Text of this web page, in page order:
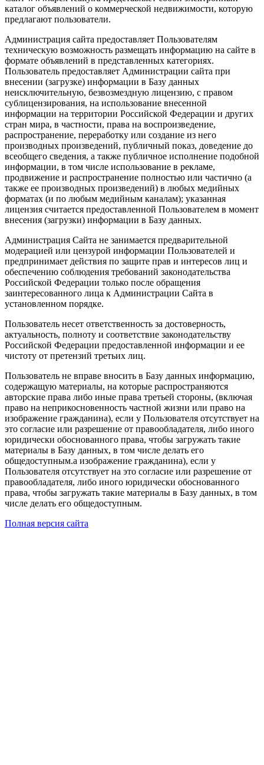
каталог объявлений о коммерческой недвижимости, которую
предлагают пользователи.
Администрация сайта предоставляет Пользователям
техническую возможность размещать информацию на сайте в
формате объявлений в представленных категориях.
Пользователь предоставляет Администрации сайта при
внесении (загрузке) информации в Базу данных
неисключительную, безвозмездную лицензию, с правом
сублицензирования, на использование внесенной
информации на территории Российской Федерации и других
стран мира, в частности, права на воспроизведение,
распространение, переработку или создание из него
производных произведений, публичный показ, доведение до
всеобщего сведения, а также публичное исполнение подобной
информации, в том числе использование в рекламе,
продвижение и распространение полностью или частично (а
также ее производных произведений) в любых медийных
форматах (и по любым медийным каналам); указанная
лицензия считается предоставленной Пользователем в момент
внесения (загрузки) информации в Базу данных.
Администрация Сайта не занимается предварительной
модерацией или цензурой информации Пользователей и
предпринимает действия по защите прав и интересов лиц и
обеспечению соблюдения требований законодательства
Российской Федерации только после обращения
заинтересованного лица к Администрации Сайта в
установленном порядке.
Пользователь несет ответственность за достоверность,
актуальность, полноту и соответствие законодательству
Российской Федерации предоставленной информации и ее
чистоту от претензий третьих лиц.
Пользователь не вправе вносить в Базу данных информацию,
содержащую материалы, на которые распространяются
авторские права либо иные права третьей стороны, (включая
право на неприкосновенность частной жизни или право на
изображение гражданина), если у Пользователя отсутствует на
это согласие или разрешение от правообладателя, либо иного
юридически обоснованного права, чтобы загружать такие
материалы в Базу данных, в том числе делать его
общедоступным.а изображение гражданина), если у
Пользователя отсутствует на это согласие или разрешение от
правообладателя, либо иного юридически обоснованного
права, чтобы загружать такие материалы в Базу данных, в том
числе делать его общедоступным.
Полная версия сайта